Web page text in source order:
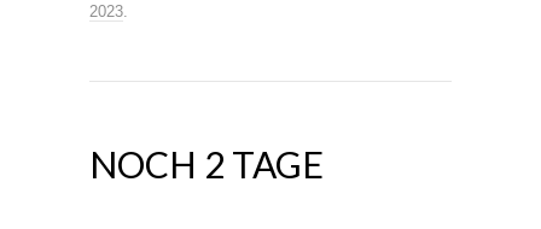
2023
NOCH 2 TAGE